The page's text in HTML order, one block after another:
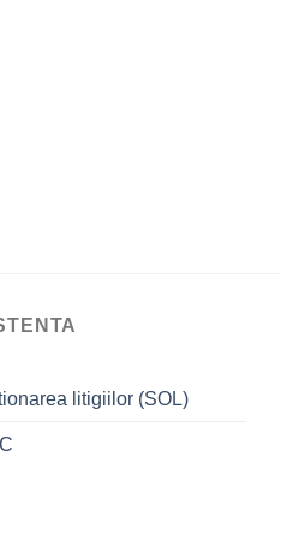
litigiilor (SOL)